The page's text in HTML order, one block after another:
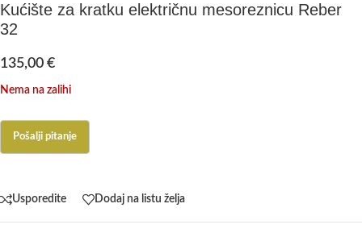
Kućište za kratku električnu mesoreznicu Reber
32
135,00 €
Nema na zalihi
Usporedite Dodaj na listu želja